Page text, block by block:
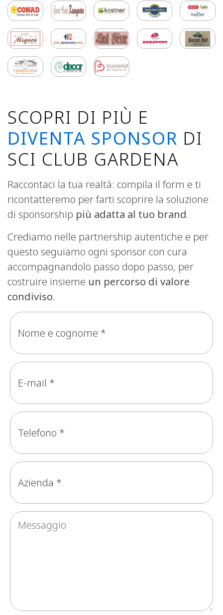
SCOPRI DI PIÙ E
DIVENTA SPONSOR DI
SCI CLUB GARDENA
Raccontaci la tua realtà: compila il form e ti
ricontatteremo per farti scoprire la soluzione
di sponsorship più adatta al tuo brand.
Crediamo nelle partnership autentiche e per
questo seguiamo ogni sponsor con cura
accompagnandolo passo dopo passo, per
costruire insieme un percorso di valore
condiviso.